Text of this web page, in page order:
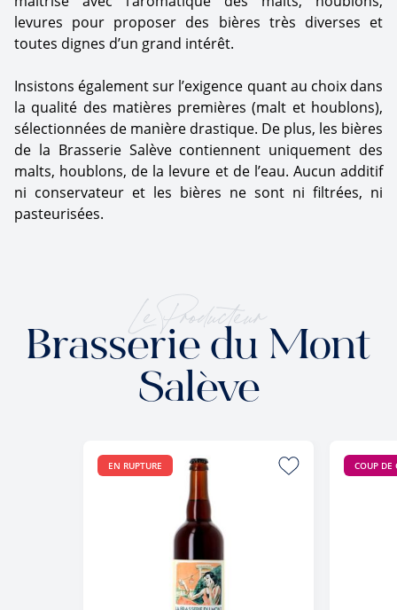
levures pour proposer des bières très diverses et
toutes dignes d’un grand intérêt.
Insistons également sur l’exigence quant au choix dans
la qualité des matières premières (malt et houblons),
sélectionnées de manière drastique. De plus, les bières
de la Brasserie Salève contiennent uniquement des
malts, houblons, de la levure et de l’eau. Aucun additif
ni conservateur et les bières ne sont ni filtrées, ni
pasteurisées.
Le Producteur
Brasserie du Mont
Salève
EN RUPTURE COUP DE